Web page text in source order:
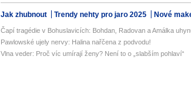
Jak zhubnout Trendy nehty pro jaro 2025 Nové
Čapí tragédie v Bohuslavicích: Bohdan, Radovan a Amálka
Pawlowské ujely nervy: Halina nařčena z podvodu!
Vlna veder: Proč víc umírají ženy? Není to o „slabším pohlaví“